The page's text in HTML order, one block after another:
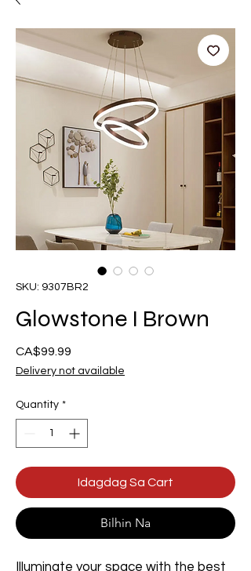
SKU: 9307BR2
Glowstone I Brown
CA$99.99
Delivery not available
Quantity *
Idagdag Sa Cart
Bilhin Na
Illuminate your space with the best